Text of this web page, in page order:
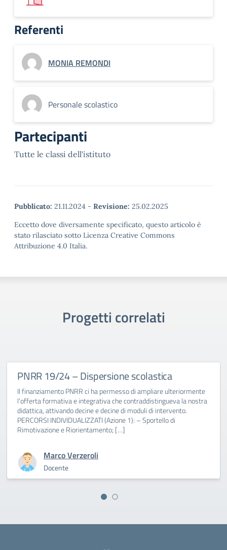
Referenti
MONIA REMONDI
Personale scolastico
Partecipanti
Tutte le classi dell'istituto
Pubblicato: 21.11.2024 - Revisione: 25.02.2025
Eccetto dove diversamente specificato, questo articolo è
stato rilasciato sotto Licenza Creative Commons
Attribuzione 4.0 Italia.
Progetti correlati
PNRR 19/24 – Dispersione scolastica
Il finanziamento PNRR ci ha permesso di ampliare ulteriormente
l’offerta formativa e integrativa che contraddistingueva la nostra
didattica, attivando decine e decine di moduli di intervento.
PERCORSI INDIVIDUALIZZATI (Azione 1): – Sportello di
Rimotivazione e Riorientamento; […]
Marco Verzeroli
Docente